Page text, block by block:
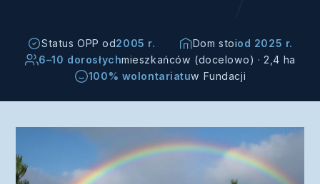
Status OPP od2005 r. Dom stoiod 2025 r.
6–10 dorosłychmieszkańców (docelowo) · 2,4 ha
100% wolontariatuw Fundacji